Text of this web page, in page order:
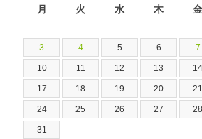
月 火 水 木 金
3 4 5 6 7
10 11 12 13 14
17 18 19 20 21
24 25 26 27 28
31